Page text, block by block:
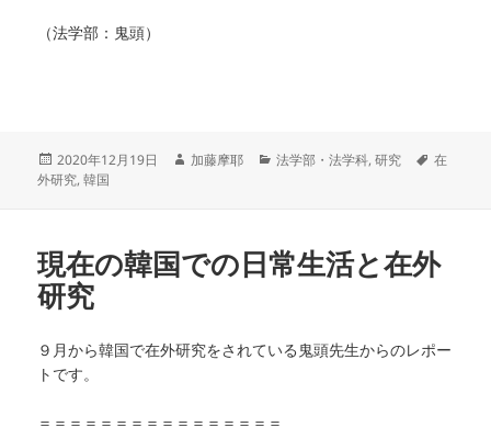
（法学部：鬼頭）
投
稿
2020年12月19日
作
加藤摩耶
カ
法学部・法学科,研究
タ
在
外研究,韓国
現在の韓国での日常生活と在外
研究
９月から韓国で在外研究をされている鬼頭先生からのレポー
トです。
＝＝＝＝＝＝＝＝＝＝＝＝＝＝＝＝